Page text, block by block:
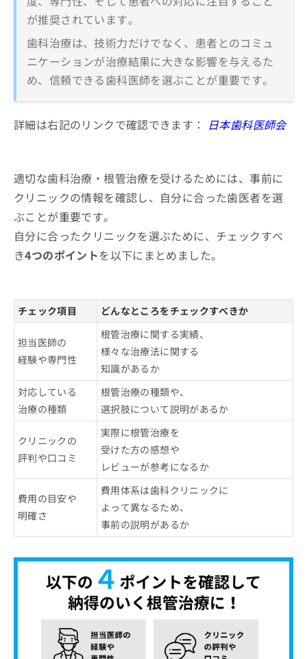
が推奨されています。
歯科治療は、技術力だけでなく、患者とのコミュ
ニケーションが治療結果に大きな影響を与えるた
め、信頼できる歯科医師を選ぶことが重要です。
詳細は右記のリンクで確認できます： 日本歯科医師会
適切な歯科治療・根管治療を受けるためには、事前に
クリニックの情報を確認し、自分に合った歯医者を選
ぶことが重要です。
自分に合ったクリニックを選ぶために、チェックすべ
き4つのポイントを以下にまとめました。
チェック項目 どんなところをチェックすべきか
担当医師の
経験や専門性
根管治療に関する実績、
様々な治療法に関する
知識があるか
対応している
治療の種類
根管治療の種類や、
選択肢について説明があるか
クリニックの
評判や口コミ
実際に根管治療を
受けた方の感想や
レビューが参考になるか
費用の目安や
明確さ
費用体系は歯科クリニックに
よって異なるため、
事前の説明があるか